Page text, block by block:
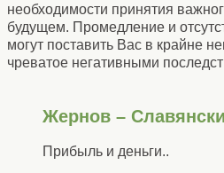
необходимости принятия
будущем. Промедление и
могут поставить Вас в крайне
чреватое негативными
Жернов –
Прибыль и деньги..